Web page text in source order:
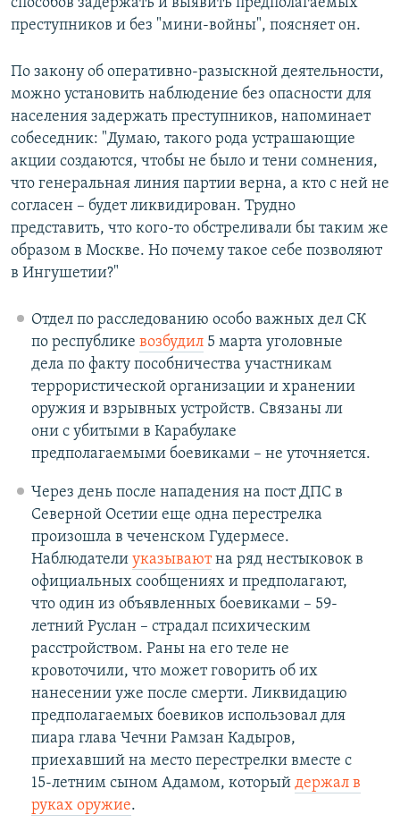
преступников и без "мини-войны", поясняет он.
По закону об оперативно-разыскной деятельности,
можно установить наблюдение без опасности для
населения задержать преступников, напоминает
собеседник: "Думаю, такого рода устрашающие
акции создаются, чтобы не было и тени сомнения,
что генеральная линия партии верна, а кто с ней не
согласен – будет ликвидирован. Трудно
представить, что кого-то обстреливали бы таким же
образом в Москве. Но почему такое себе позволяют
в Ингушетии?"
Отдел по расследованию особо важных дел СК
по республике возбудил5 марта уголовные
дела по факту пособничества участникам
террористической организации и хранении
оружия и взрывных устройств. Связаны ли
они с убитыми в Карабулаке
предполагаемыми боевиками – не уточняется.
Через день после нападения на пост ДПС в
Северной Осетии еще одна перестрелка
произошла в чеченском Гудермесе.
Наблюдатели указываютна ряд нестыковок в
официальных сообщениях и предполагают,
что один из объявленных боевиками – 59-
летний Руслан – страдал психическим
расстройством. Раны на его теле не
кровоточили, что может говорить об их
нанесении уже после смерти. Ликвидацию
предполагаемых боевиков использовал для
пиара глава Чечни Рамзан Кадыров,
приехавший на место перестрелки вместе с
15-летним сыном Адамом, который держал в
руках оружие.